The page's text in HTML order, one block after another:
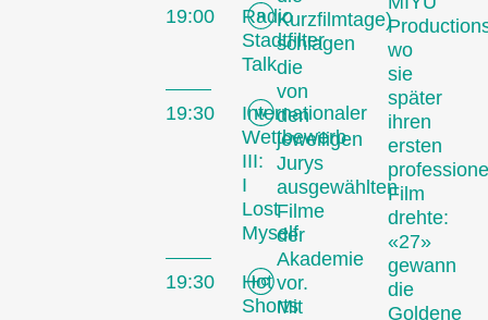
19:00
Radio
Stadtfilter
Talk
19:30
Internationaler
Wettbewerb
III:
I
Lost
Myself
19:30
Hot
Shorts
Kurzfilmtage)
schlagen
die
von
den
jeweiligen
Jurys
ausgewählten
Filme
der
Akademie
vor.
Mit
wo
sie
später
ihren
ersten
Film
drehte:
«27»
gewann
die
Goldene